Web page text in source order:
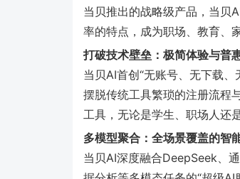
当贝推出的战略级产品，当贝
率的特点，成为职场、教育、
打破技术壁垒：极简体验与普
当贝AI首创“无账号、无下载
摆脱传统工具繁琐的注册流程
工具，无论是学生、职场人还
多模型聚合：全场景覆盖的智
当贝AI深度融合DeepSeek、